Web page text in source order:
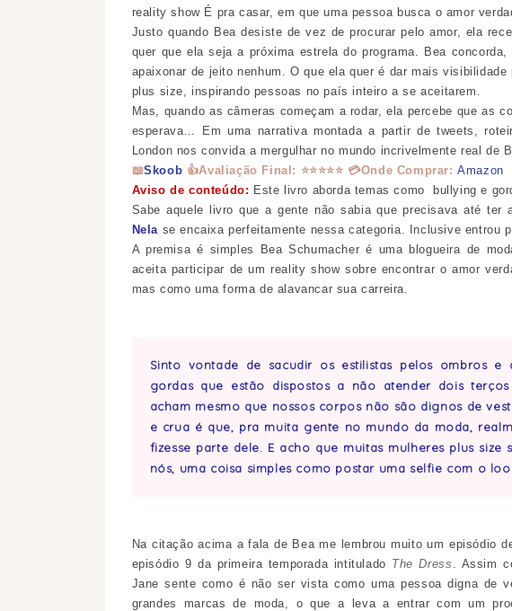
reality show É pra casar, em que uma pessoa busca o amor
Justo quando Bea desiste de vez de procurar pelo amor, ela
quer que ela seja a próxima estrela do programa. Bea
apaixonar de jeito nenhum. O que ela quer é dar mais
plus size, inspirando pessoas no país inteiro a se aceitarem.
Mas, quando as câmeras começam a rodar, ela percebe que as
esperava… Em uma narrativa montada a partir de tweets,
London nos convida a mergulhar no mundo incrivelmente real de
📖Skoob 👍Avaliação Final: ⭐⭐⭐⭐⭐ 💳Onde Comprar:Amazon
Aviso de conteúdo: Este livro aborda temas como bullying e
Sabe aquele livro que a gente não sabia que precisava até ter
Nela se encaixa perfeitamente nessa categoria. Inclusive entrou
A premisa é simples
Bea Schumacher é uma blogueira de
aceita participar de um reality show sobre encontrar o amor
mas como uma forma de alavancar sua carreira.
Sinto vontade de sacudir os estilistas pelos ombros e
gordas que estão dispostos a não atender dois
acham mesmo que nossos corpos não são dignos de
e crua é que, pra muita gente no mundo da moda,
fizesse parte dele. E acho que muitas mulheres plus size
nós, uma coisa simples como postar uma selfie com o
Na citação acima a fala de Bea me lembrou muito um episódio
episódio 9 da primeira temporada intitulado The Dress . Assim
Jane sente como é não ser vista como uma pessoa digna de
grandes marcas de moda, o que a leva a entrar com um